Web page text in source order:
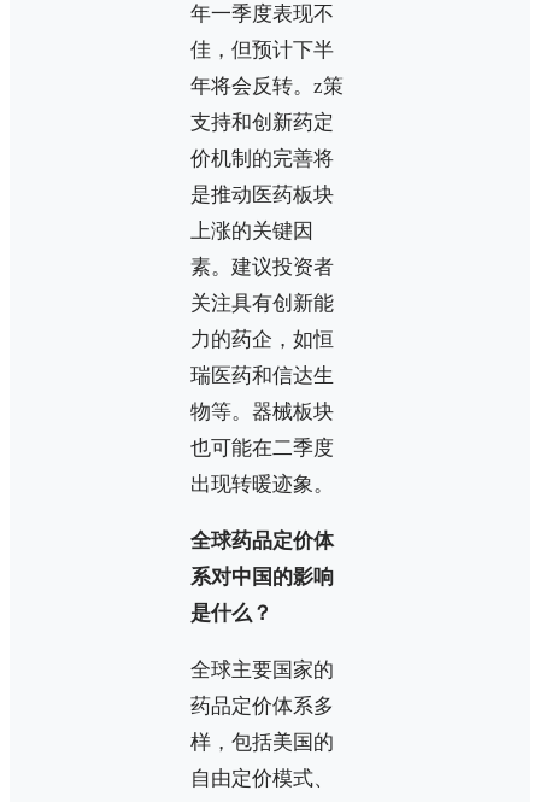
年一季度表现不
佳，但预计下半
年将会反转。z策
支持和创新药定
价机制的完善将
是推动医药板块
上涨的关键因
素。建议投资者
关注具有创新能
力的药企，如恒
瑞医药和信达生
物等。器械板块
也可能在二季度
出现转暖迹象。
全球药品定价体
系对中国的影响
是什么？
全球主要国家的
药品定价体系多
样，包括美国的
自由定价模式、